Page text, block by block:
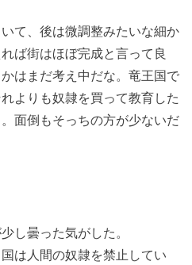
て、後は微調整みたいな細か
ば街はほぼ完成と言って良
はまだ考え中だな。竜王国で
よりも奴隷を買って教育した
面倒もそっちの方が少ないだ
し曇った気がした。
は人間の奴隷を禁止してい